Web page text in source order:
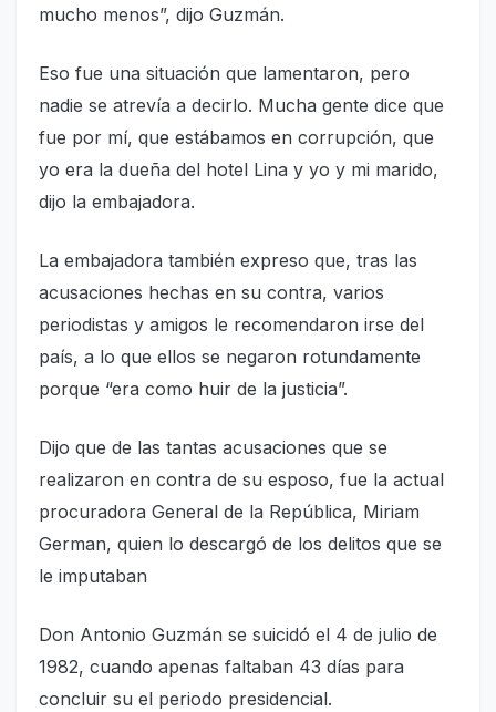
mucho menos”, dijo Guzmán.
Eso fue una situación que lamentaron, pero
nadie se atrevía a decirlo. Mucha gente dice que
fue por mí, que estábamos en corrupción, que
yo era la dueña del hotel Lina y yo y mi marido,
dijo la embajadora.
La embajadora también expreso que, tras las
acusaciones hechas en su contra, varios
periodistas y amigos le recomendaron irse del
país, a lo que ellos se negaron rotundamente
porque “era como huir de la justicia”.
Dijo que de las tantas acusaciones que se
realizaron en contra de su esposo, fue la actual
procuradora General de la República, Miriam
German, quien lo descargó de los delitos que se
le imputaban
Don Antonio Guzmán se suicidó el 4 de julio de
1982, cuando apenas faltaban 43 días para
concluir su el periodo presidencial.